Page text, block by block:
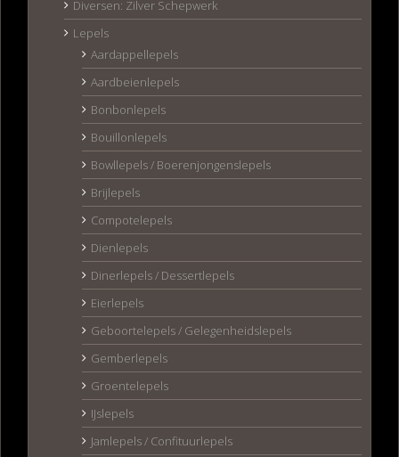
Diversen: Zilver Schepwerk
Lepels
Aardappellepels
Aardbeienlepels
Bonbonlepels
Bouillonlepels
Bowllepels / Boerenjongenslepels
Brijlepels
Compotelepels
Dienlepels
Dinerlepels / Dessertlepels
Eierlepels
Geboortelepels / Gelegenheidslepels
Gemberlepels
Groentelepels
IJslepels
Jamlepels / Confituurlepels